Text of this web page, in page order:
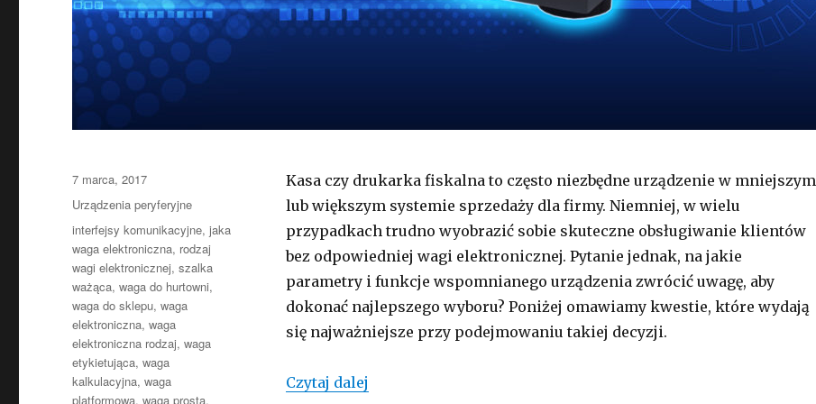
Kasa czy drukarka fiskalna to często niezbędne urządzenie w mniejszym
lub większym systemie sprzedaży dla firmy. Niemniej, w wielu
przypadkach trudno wyobrazić sobie skuteczne obsługiwanie klientów
bez odpowiedniej wagi elektronicznej. Pytanie jednak, na jakie
parametry i funkcje wspomnianego urządzenia zwrócić uwagę, aby
dokonać najlepszego wyboru? Poniżej omawiamy kwestie, które wydają
się najważniejsze przy podejmowaniu takiej decyzji.
Czytaj dalej
Opublikowano
7 marca, 2017
Kategorie
Urządzenia peryferyjne
Tagi
interfejsy komunikacyjne,jaka
waga elektroniczna, rodzaj
wagi elektronicznej,szalka
ważąca,waga do hurtowni,
waga do sklepu,waga
elektroniczna,waga
elektroniczna rodzaj,waga
etykietująca,waga
kalkulacyjna,waga
platformowa,waga prosta,